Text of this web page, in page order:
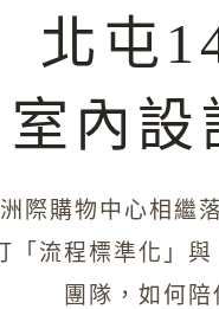
北屯
室內設
際購物中心相繼
流程標準化」與
團隊，如何